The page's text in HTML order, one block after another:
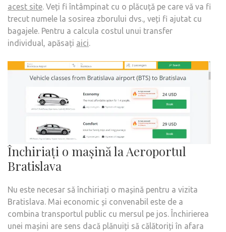
acest site. Veți fi întâmpinat cu o plăcuță pe care vă va fi
trecut numele la sosirea zborului dvs., veți fi ajutat cu
bagajele. Pentru a calcula costul unui transfer
individual, apăsați aici.
Închiriați o mașină la Aeroportul
Bratislava
Nu este necesar să închiriați o mașină pentru a vizita
Bratislava. Mai economic și convenabil este de a
combina transportul public cu mersul pe jos. Închirierea
unei mașini are sens dacă plănuiți să călătoriți în afara